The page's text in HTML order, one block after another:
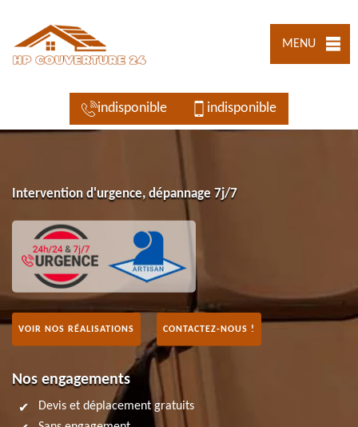
MENU
indisponible indisponible
Intervention d'urgence, dépannage 7j/7
VOIR NOS RÉALISATIONS CONTACTEZ-NOUS !
Nos engagements
Devis et déplacement gratuits